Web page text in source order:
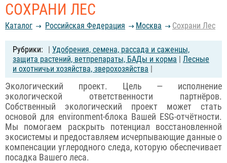
СОХРАНИ ЛЕС
Каталог Российcкая Федерация Москва Сохрани Лес
| Удобрения, семена, рассада и саженцы,
защита растений, ветпрепараты, БАДы и корма | Лесные
и охотничьи хозяйства, зверохозяйства |
Экологический проект. Цель — исполнение
экологической ответственности партнёров.
Собственный экологический проект может стать
основой для environment-блока Вашей ESG-отчётности.
Мы помогаем раскрыть потенциал восстановленной
экосистемы и предоставляем исчерпывающие данные о
компенсации углеродного следа, которую обеспечивает
посадка Вашего леса.